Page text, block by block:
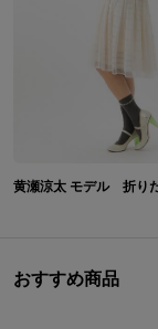
おすすめ商品